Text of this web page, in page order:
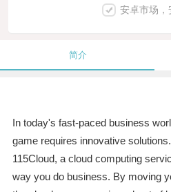
安卓市场，
简介
In today's fast-paced business
game requires innovative
115Cloud, a cloud computing
way you do business. By moving